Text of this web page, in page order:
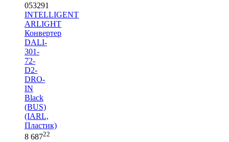
053291
INTELLIGENT
ARLIGHT
Конвертер
DALI-
301-
72-
D2-
DRO-
IN
Black
(BUS)
(IARL,
Пластик)
8 68722